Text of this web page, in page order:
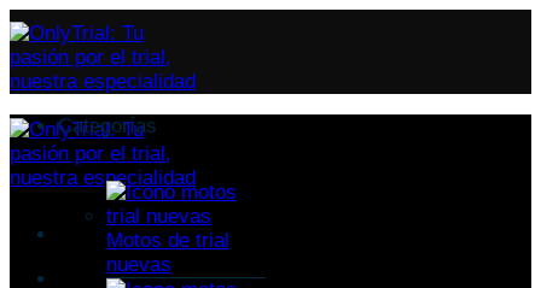
Categorías
Motos de trial
nuevas